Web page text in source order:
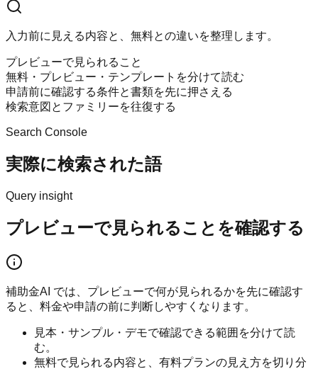
入力前に見える内容と、無料との違いを整理します。
プレビューで見られること
無料・プレビュー・テンプレートを分けて読む
申請前に確認する条件と書類を先に押さえる
検索意図とファミリーを往復する
Search Console
実際に検索された語
Query insight
プレビューで見られることを確認する
補助金AI では、プレビューで何が見られるかを先に確認す
ると、料金や申請の前に判断しやすくなります。
見本・サンプル・デモで確認できる範囲を分けて読
む。
無料で見られる内容と、有料プランの見え方を切り分